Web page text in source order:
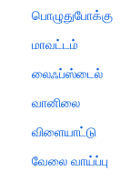
பொழுதுபோக்கு
மாவட்டம்
லைஃப்ஸ்டைல்
வானிலை
விளையாட்டு
வேலை வாய்ப்பு